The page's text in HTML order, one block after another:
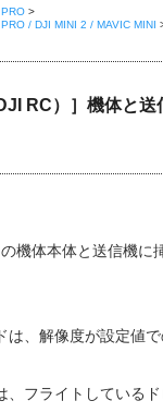
>
/ DJI MINI 2 / MAVIC MINI
RC）］機体と
機体本体と送信機に
、解像度が設定値で
、フライトしている